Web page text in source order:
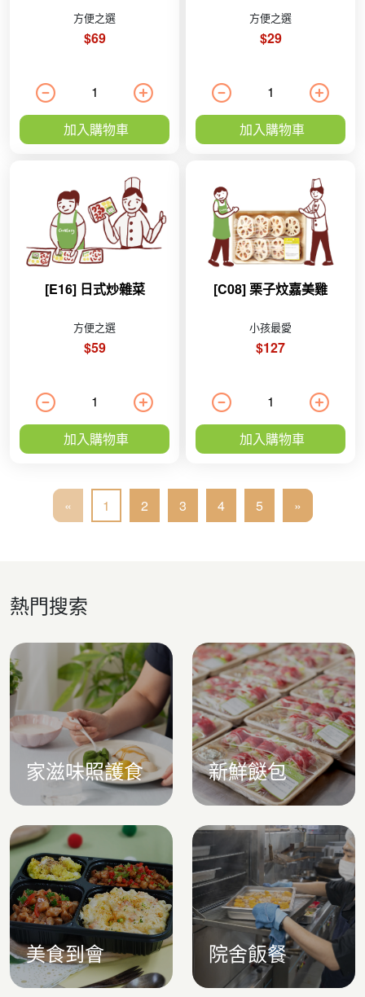
方便之選
$69
加入購物車
方便之選
$29
加入購物車
[E16] 日式炒雜菜
方便之選
$59
加入購物車
[C08] 栗子炆嘉美雞
小孩最愛
$127
加入購物車
« 1 2 3 4 5 »
熱門搜索
家滋味照護食 新鮮餸包
美食到會 院舍飯餐